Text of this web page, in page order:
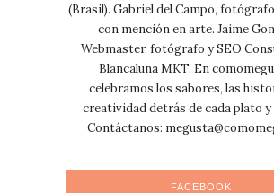
(Brasil). Gabriel del Campo,
con mención en arte. Jaime
Webmaster, fotógrafo y SEO
Blancaluna MKT. En
celebramos los sabores, las
creatividad detrás de cada plato
Contáctanos:
FACEBOOK